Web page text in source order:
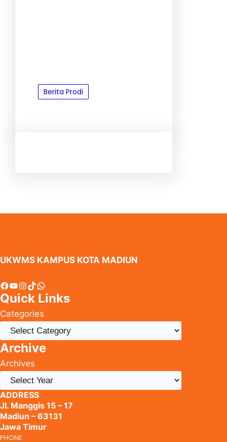
Berita Prodi
UKWMS KAMPUS KOTA MADIUN
Facebook YouTube InstagramTikTok WhatsApp
Quick Links
Categories
Archive
Archives
ADDRESS
Jl. Manggis 15 – 17
Madiun – 63131
Jawa Timur
PHONE